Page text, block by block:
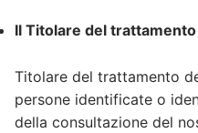
Il Titolare del trattamento
Titolare del trattamento
persone identificate o
della consultazione del